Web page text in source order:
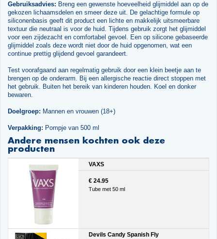
Gebruiksadvies: Breng een gewenste hoeveelheid glijmiddel aan op de
gekozen lichaamsdelen en smeer deze uit. De gelachtige formule op
siliconenbasis geeft dit product een lichte en makkelijk uitsmeerbare
textuur die neutraal is voor de huid. Tijdens gebruik zorgt het glijmiddel
voor een zijdezacht en comfortabel gevoel. Een op silicone gebaseerde
glijmiddel zoals deze wordt niet door de huid opgenomen, wat een
continue prettig glijdend gevoel garandeert.
Test voorafgaand aan regelmatig gebruik door een klein beetje aan te
brengen op de onderarm. Bij een allergische reactie direct stoppen met
het gebruik. Buiten het bereik van kinderen houden. Koel en donker
bewaren.
Doelgroep: Mannen en vrouwen (18+)
Verpakking: Pompje van 500 ml
Andere mensen kochten ook deze
producten
VAXS
€ 24.95
Tube met 50 ml
Devils Candy Spanish Fly